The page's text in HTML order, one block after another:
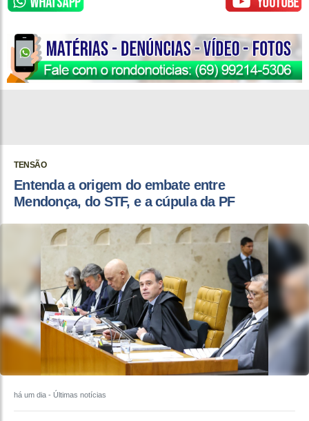
TENSÃO
Entenda a origem do embate entre
Mendonça, do STF, e a cúpula da PF
há um dia - Últimas notícias